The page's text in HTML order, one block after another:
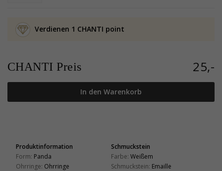
Verdienen 1 CHANTI point
CHANTI Preis 25,-
In den Warenkorb
Produktinformation
Form: Panda
Ohrringe: Ohrringe
Schmuckstein
Farbe: Weißem
Schmuckstein: Emaille